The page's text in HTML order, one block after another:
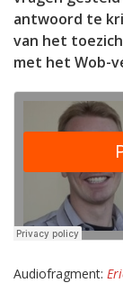
antwoord te
van het
met het Wob-
Audiofragment: